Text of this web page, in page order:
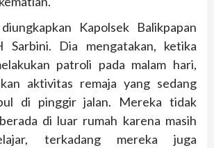
Kapolsek Balikpapan
Sarbini. Dia mengatakan, ketika
patroli pada malam hari,
aktivitas remaja yang sedang
di pinggir jalan. Mereka tidak
di luar rumah karena masih
terkadang mereka juga